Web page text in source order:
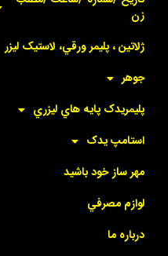
زن
ژلاتين ، پليمر ورقي، لاستيک ليزر
جوهر
پليمريدک پايه هاي ليزري
استامپ يدک
مهر ساز خود باشيد
لوازم مصرفي
درباره ما